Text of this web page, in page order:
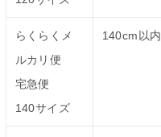
らくらくメ
ルカリ便
宅急便
140サイズ
140cm以内